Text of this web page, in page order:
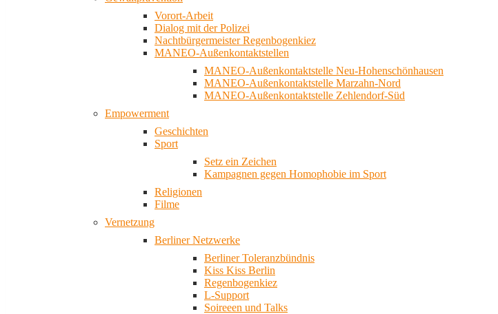
Vorort-Arbeit
Dialog mit der Polizei
Nachtbürgermeister Regenbogenkiez
MANEO-Außenkontaktstellen
MANEO-Außenkontaktstelle Neu-Hohenschönhausen
MANEO-Außenkontaktstelle Marzahn-Nord
MANEO-Außenkontaktstelle Zehlendorf-Süd
Empowerment
Geschichten
Sport
Setz ein Zeichen
Kampagnen gegen Homophobie im Sport
Religionen
Filme
Vernetzung
Berliner Netzwerke
Berliner Toleranzbündnis
Kiss Kiss Berlin
Regenbogenkiez
L-Support
Soireeen und Talks